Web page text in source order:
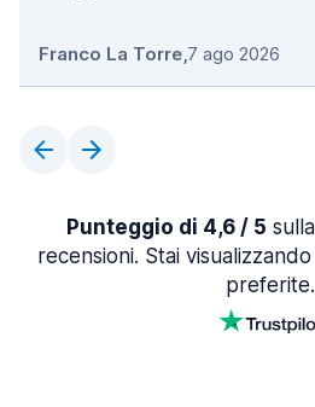
Franco La Torre,7 ago 2026
Punteggio di 4,6 / 5
recensioni. Stai
preferite.